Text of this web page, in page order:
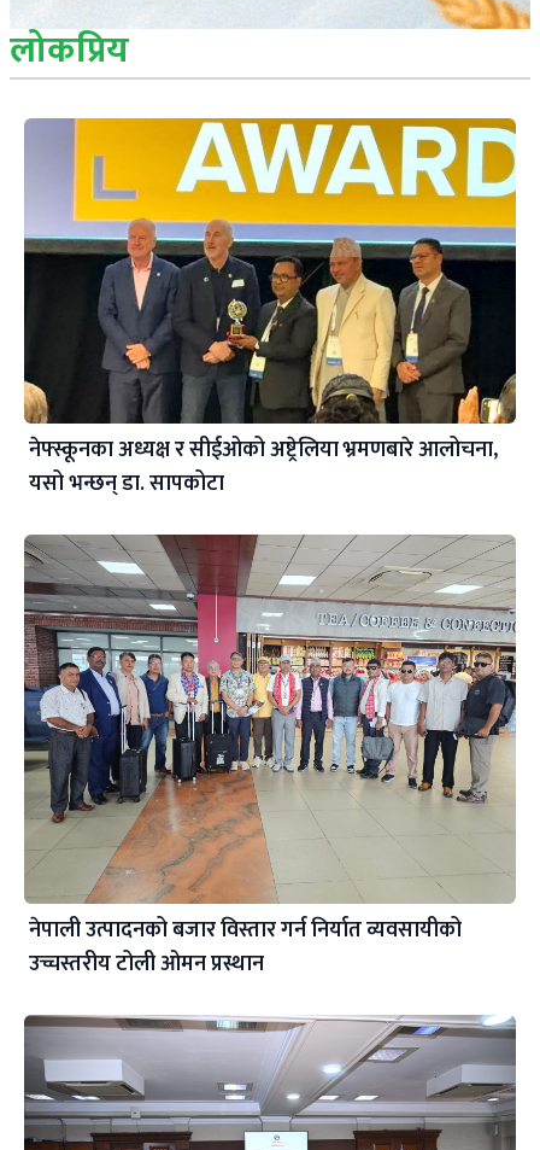
लोकप्रिय
नेफ्स्कूनका अध्यक्ष र सीईओको अष्ट्रेलिया भ्रमणबारे आलोचना,
यसो भन्छन् डा‍. सापकोटा
नेपाली उत्पादनको बजार विस्तार गर्न निर्यात व्यवसायीको
उच्चस्तरीय टोली ओमन प्रस्थान